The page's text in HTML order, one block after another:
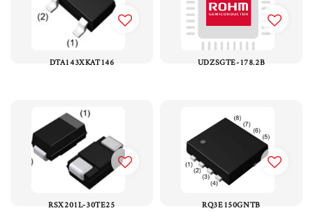
DTA143XKAT146 UDZSGTE-178.2B
RSX201L-30TE25 RQ3E150GNTB